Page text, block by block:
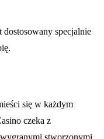
dostosowany specjalnie
się w każdym
czeka z
stworzonymi